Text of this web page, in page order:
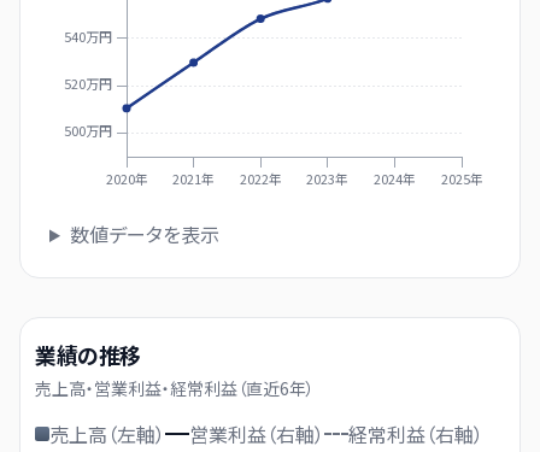
500万円
520万円
540万円
2020年 2021年 2022年 2023年 2024年 2025年
数値データを表示
業績の推移
売上高・営業利益・経常利益（直近6年）
売上高（左軸） 営業利益（右軸） 経常利益（右軸）